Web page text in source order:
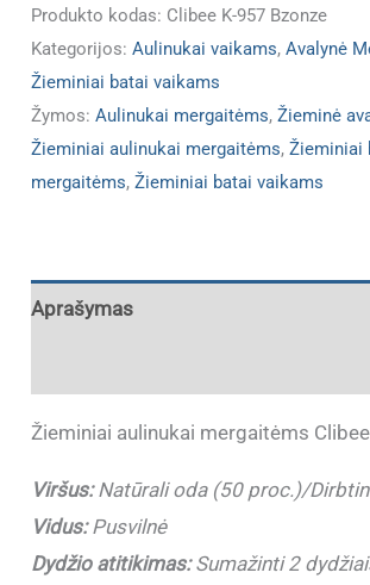
Produkto kodas: Clibee K-957 Bzonze
Kategorijos:Aulinukai vaikams,Avalynė
Žieminiai batai vaikams
Žymos:Aulinukai mergaitėms,Žieminė
Žieminiai aulinukai mergaitėms,Žieminiai
mergaitėms,Žieminiai batai vaikams
Aprašymas
Žieminiai aulinukai mergaitėms
Viršus:Natūrali oda (50 proc.)/
Vidus:Pusvilnė
Dydžio atitikimas:Sumažinti 2